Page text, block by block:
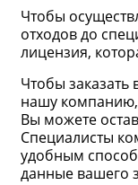
Чтобы
отходов до
лицензия,
Чтобы заказать
нашу компанию,
Вы можете
Специалисты
удобным
данные вашего